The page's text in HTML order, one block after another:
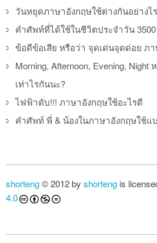
วันหยุดภาษาอังกฤษใช้ต่างกันอย่างไ
คำศัพท์ที่ได้ใช้ในชีวิตประจำวัน
ข้อดีข้อเสีย หรือว่า จุดเด่นจุดด่อย ภ
Morning, Afternoon, Evening,
เท่าไรกันนะ?
ไฟฟ้าดับ!!! ภาษาอังกฤษใช้อะไรดี
คำศัพท์ พี่ & น้องในภาษาอังกฤษใช้แ
shorteng© 2012 by shorteng is
4.0